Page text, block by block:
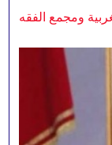
ومجمع الفقه